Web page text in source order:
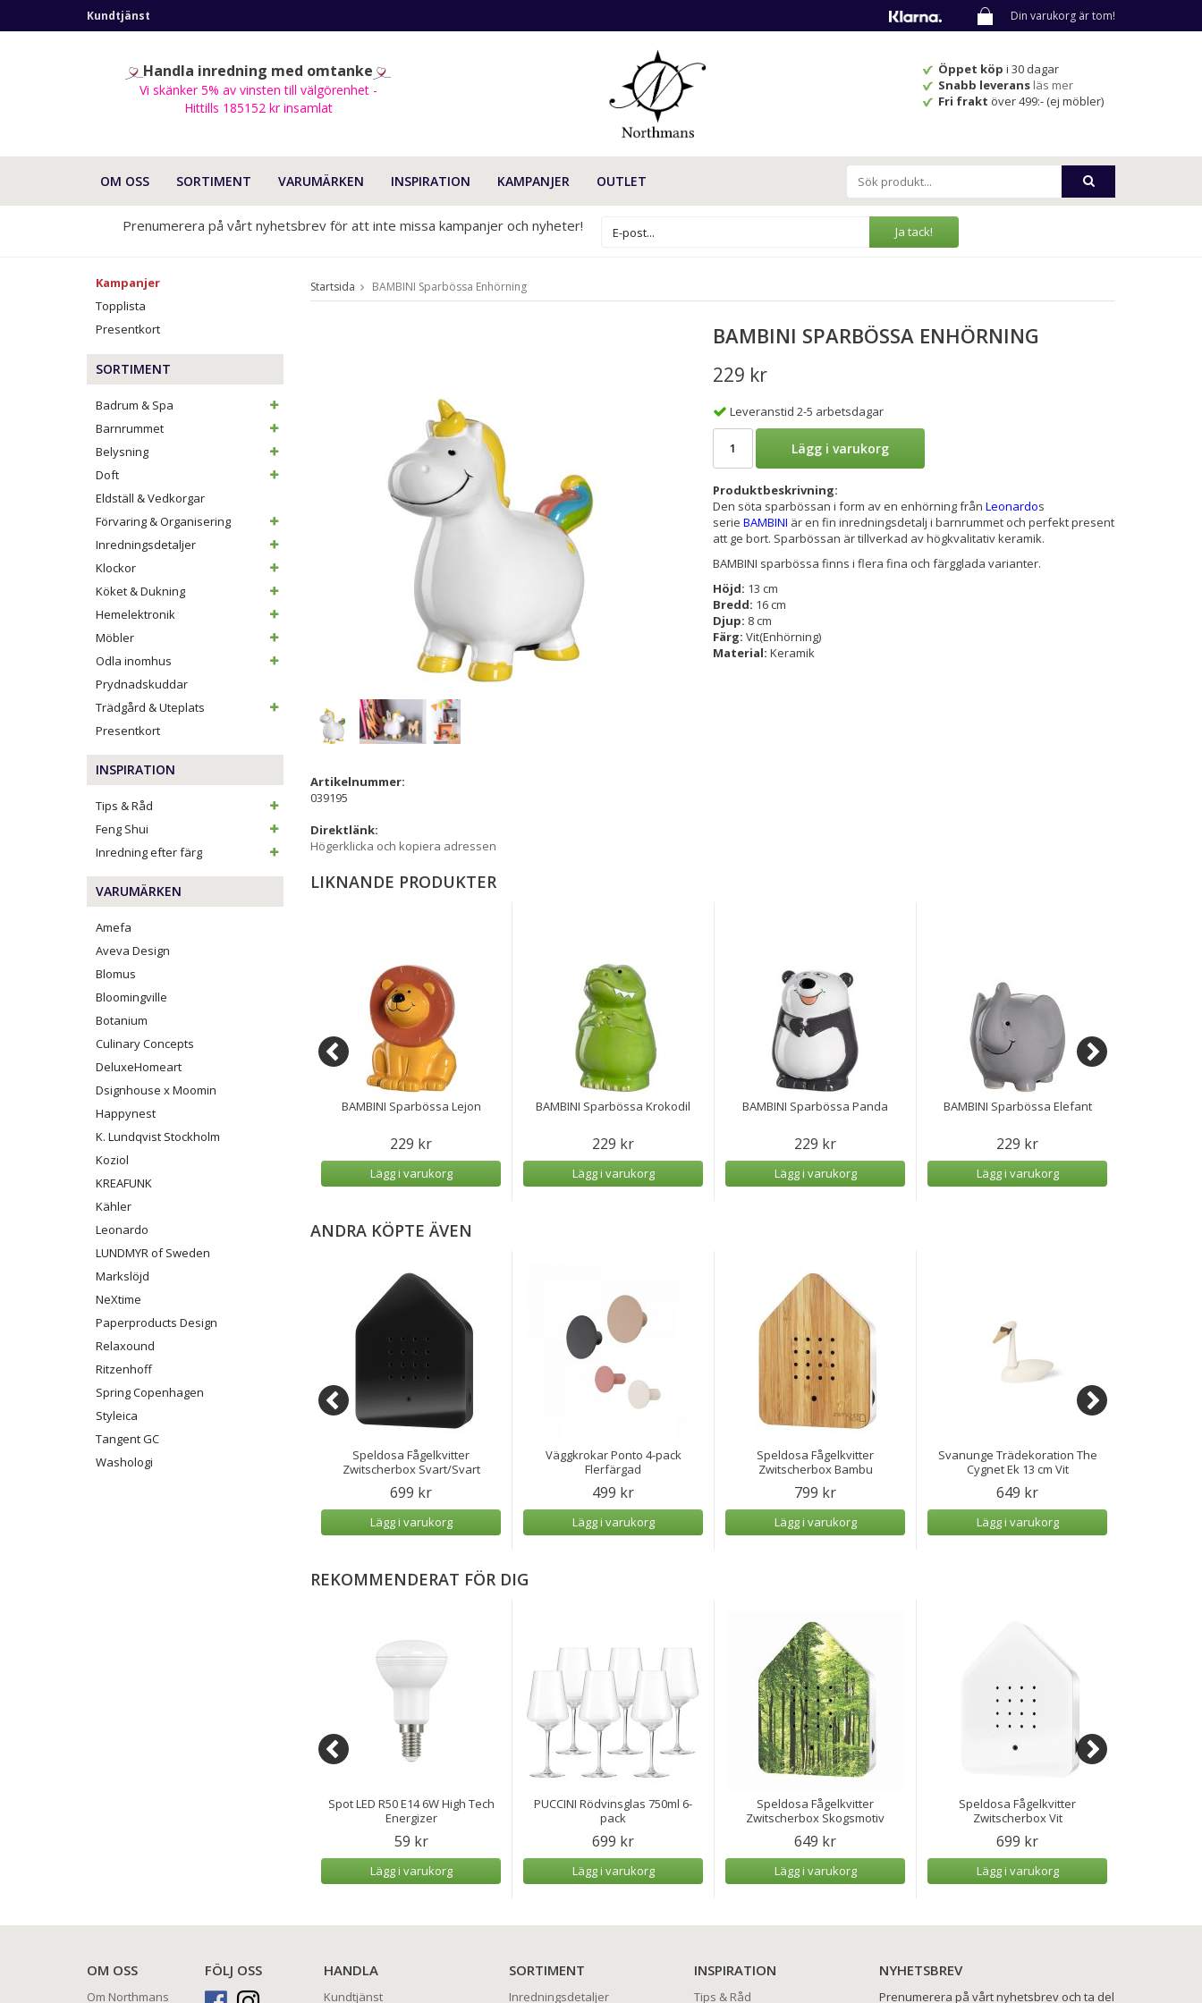
Kundtjänst Din varukorg är tom!
Öppet köpi 30 dagar
Snabb leverans läs mer
Fri frakt över 499:- (ej möbler)
Handla inredning med omtanke
Vi skänker 5% av vinsten till välgörenhet -
Hittills 185152 kr insamlat
OM OSS SORTIMENT VARUMÄRKEN INSPIRATION KAMPANJER OUTLET
Prenumerera på vårt nyhetsbrev för att inte missa kampanjer och nyheter! Ja tack!
Kampanjer
Topplista
Presentkort
SORTIMENT
Badrum & Spa
Barnrummet
Belysning
Doft
Eldställ & Vedkorgar
Förvaring & Organisering
Inredningsdetaljer
Klockor
Köket & Dukning
Hemelektronik
Möbler
Odla inomhus
Prydnadskuddar
Trädgård & Uteplats
Presentkort
INSPIRATION
Tips & Råd
Feng Shui
Inredning efter färg
VARUMÄRKEN
Amefa
Aveva Design
Blomus
Bloomingville
Botanium
Culinary Concepts
DeluxeHomeart
Dsignhouse x Moomin
Happynest
K. Lundqvist Stockholm
Koziol
KREAFUNK
Kähler
Leonardo
LUNDMYR of Sweden
Markslöjd
NeXtime
Paperproducts Design
Relaxound
Ritzenhoff
Spring Copenhagen
Styleica
Tangent GC
Washologi
Startsida BAMBINI Sparbössa Enhörning
BAMBINI SPARBÖSSA ENHÖRNING
229 kr
Leveranstid 2-5 arbetsdagar
Lägg i varukorg
Produktbeskrivning:
Den söta sparbössan i form av en enhörning från Leonardos
serie BAMBINI är en fin inredningsdetalj i barnrummet och perfekt present
att ge bort. Sparbössan är tillverkad av högkvalitativ keramik.
BAMBINI sparbössa finns i flera fina och färgglada varianter.
Höjd: 13 cm
Bredd: 16 cm
Djup: 8 cm
Färg: Vit(Enhörning)
Material: Keramik
Artikelnummer:
039195
Direktlänk:
Högerklicka och kopiera adressen
LIKNANDE PRODUKTER
Lyckotroll Lärare 9 cm
449 kr
BAMBINI Sparbössa Lejon
229 kr
Lägg i varukorg
BAMBINI Sparbössa Krokodil
229 kr
Lägg i varukorg
BAMBINI Sparbössa Panda
229 kr
Lägg i varukorg
BAMBINI Sparbössa Elefant
229 kr
Lägg i varukorg
ANDRA KÖPTE ÄVEN
Lyckotroll Trä Original Ek 9 cm
Speldosa Fågelkvitter
Zwitscherbox Svart/Svart
699 kr
Lägg i varukorg
Väggkrokar Ponto 4-pack
Flerfärgad
499 kr
Lägg i varukorg
Speldosa Fågelkvitter
Zwitscherbox Bambu
799 kr
Lägg i varukorg
Svanunge Trädekoration The
Cygnet Ek 13 cm Vit
649 kr
Lägg i varukorg
REKOMMENDERAT FÖR DIG
Spot LED R50 E14 6W High Tech
Energizer
59 kr
Lägg i varukorg
PUCCINI Rödvinsglas 750ml 6-
pack
699 kr
Lägg i varukorg
Speldosa Fågelkvitter
Zwitscherbox Skogsmotiv
649 kr
Lägg i varukorg
Speldosa Fågelkvitter
Zwitscherbox Vit
699 kr
Lägg i varukorg
OM OSS
Om Northmans
FÖLJ OSS HANDLA
Kundtjänst
SORTIMENT
Inredningsdetaljer
INSPIRATION
Tips & Råd
NYHETSBREV
Prenumerera på vårt nyhetsbrev och ta del